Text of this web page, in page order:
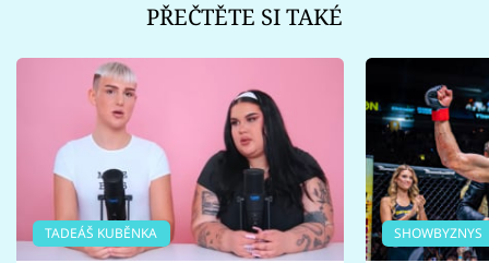
PŘEČTĚTE SI TAKÉ
TADEÁŠ KUBĚNKA SHOWBYZNYS